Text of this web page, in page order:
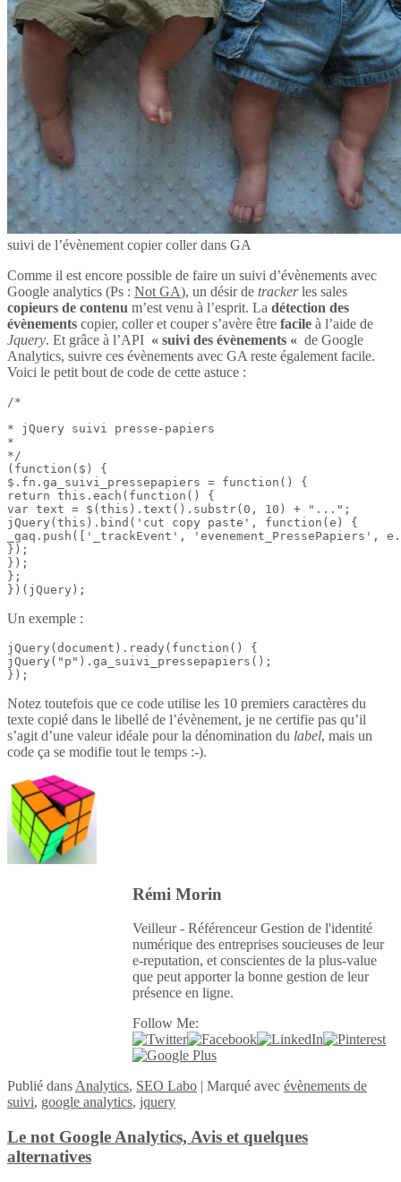
suivi de l’évènement copier coller dans GA
Comme il est encore possible de faire un suivi d’évènements avec
Google analytics (Ps : Not GA), un désir de trackerles sales
copieurs de contenu m’est venu à l’esprit. La détection des
évènements copier, coller et couper s’avère être facile à l’aide de
Jquery. Et grâce à l’API « suivi des évènements « de Google
Analytics, suivre ces évènements avec GA reste également facile.
Voici le petit bout de code de cette astuce :
/*
* jQuery suivi presse-papiers
*
*/
(function($) {
$.fn.ga_suivi_pressepapiers = function() {
return this.each(function() {
var text = $(this).text().substr(0, 10) + "...";
jQuery(this).bind('cut copy paste', function(e) {
_gaq.push(['_trackEvent', 'evenement_PressePapiers',
});
});
};
})(jQuery);
Un exemple :
jQuery(document).ready(function() {
jQuery("p").ga_suivi_pressepapiers();
});
Notez toutefois que ce code utilise les 10 premiers caractères du
texte copié dans le libellé de l’évènement, je ne certifie pas qu’il
s’agit d’une valeur idéale pour la dénomination du label, mais un
code ça se modifie tout le temps :-).
Rémi Morin
Veilleur - Référenceur Gestion de l'identité
numérique des entreprises soucieuses de leur
e-reputation, et conscientes de la plus-value
que peut apporter la bonne gestion de leur
présence en ligne.
Follow Me:
Publié dans Analytics, SEO Labo | Marqué avec évènements de
suivi, google analytics, jquery
Le not Google Analytics, Avis et quelques
alternatives